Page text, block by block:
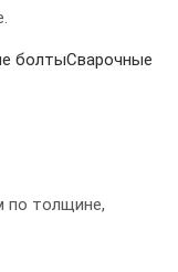
болтыСварочные
по толщине,